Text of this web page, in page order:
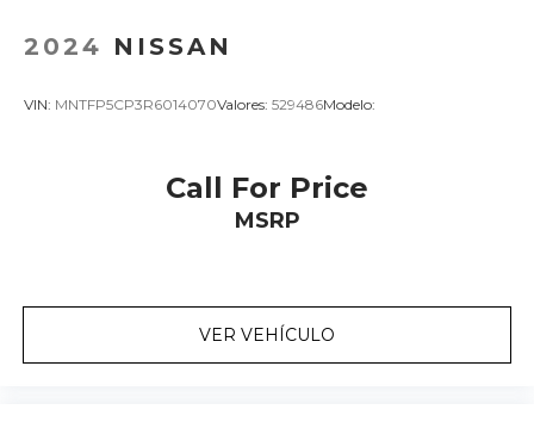
2024 NISSAN
VIN: MNTFP5CP3R6014070Valores: 529486Modelo:
Call For Price
MSRP
VER VEHÍCULO